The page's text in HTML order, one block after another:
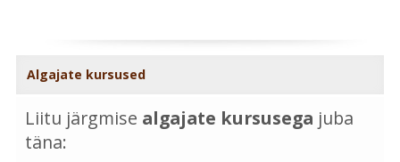
Algajate kursused
Liitu järgmise algajate kursusega juba
täna: